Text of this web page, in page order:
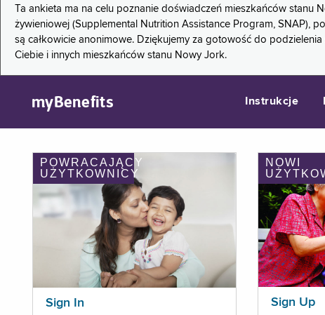
Ta ankieta ma na celu poznanie doświadczeń mieszkańców
żywieniowej (Supplemental Nutrition Assistance Program, SNAP),
są całkowicie anonimowe. Dziękujemy za gotowość do
Ciebie i innych mieszkańców stanu Nowy Jork.
myBenefits Instrukcje
POWRACAJĄCY
UŻYTKOWNICY
Sign In
NOWI
Sign Up